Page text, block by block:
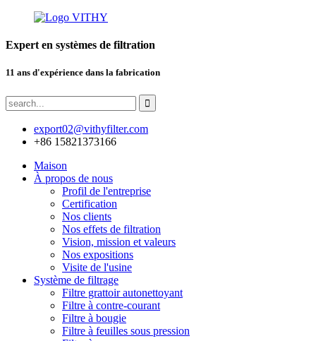
Expert en systèmes de filtration
11 ans d'expérience dans la fabrication
export02@vithyfilter.com
+86 15821373166
Maison
À propos de nous
Profil de l'entreprise
Certification
Nos clients
Nos effets de filtration
Vision, mission et valeurs
Nos expositions
Visite de l'usine
Système de filtrage
Filtre grattoir autonettoyant
Filtre à contre-courant
Filtre à bougie
Filtre à feuilles sous pression